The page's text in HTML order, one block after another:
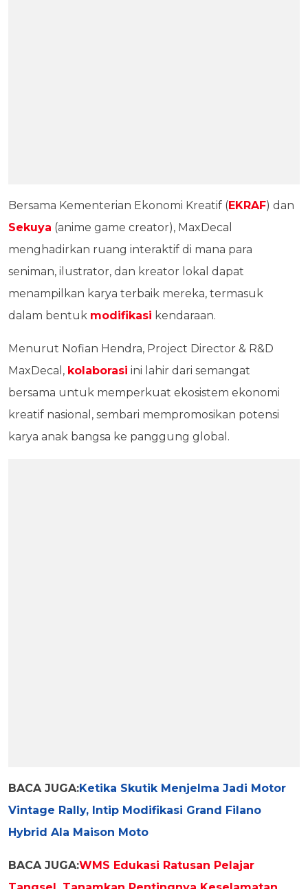
Bersama Kementerian Ekonomi Kreatif (EKRAF) dan
Sekuya (anime game creator), MaxDecal
menghadirkan ruang interaktif di mana para
seniman, ilustrator, dan kreator lokal dapat
menampilkan karya terbaik mereka, termasuk
dalam bentuk modifikasi kendaraan.
Menurut Nofian Hendra, Project Director & R&D
MaxDecal, kolaborasi ini lahir dari semangat
bersama untuk memperkuat ekosistem ekonomi
kreatif nasional, sembari mempromosikan potensi
karya anak bangsa ke panggung global.
BACA JUGA:Ketika Skutik Menjelma Jadi Motor
Vintage Rally, Intip Modifikasi Grand Filano
Hybrid Ala Maison Moto
BACA JUGA:WMS Edukasi Ratusan Pelajar